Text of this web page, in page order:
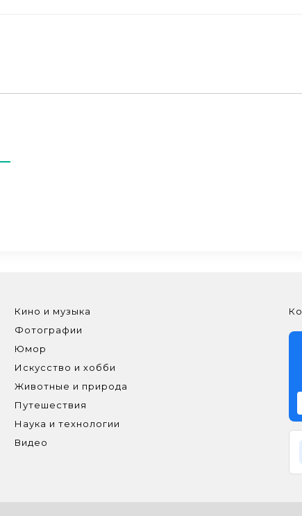
Кино и музыка
Фотографии
Юмор
Искусство и хобби
Животные и природа
Путешествия
Наука и технологии
Видео